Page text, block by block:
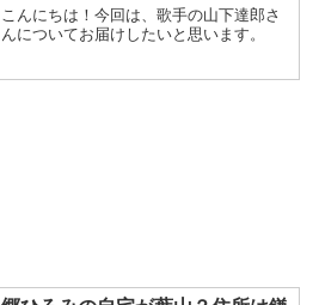
こんにちは！今回は、歌手の山下達郎さ
んについてお届けしたいと思います。